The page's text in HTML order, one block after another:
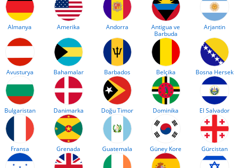
Almanya Amerika Andorra
Antigua ve
Barbuda
Arjantin
Avusturya Bahamalar Barbados Belçika Bosna Hersek
Bulgaristan Danimarka Doğu Timor Dominika El Salvador
Fransa Grenada Guatemala Güney Kore Gürcistan